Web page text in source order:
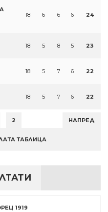
18 6 6 6 24
18 5 8 5 23
18 5 7 6 22
18 5 7 6 22
2 НАПРЕД
ТАБЛИЦА
1919